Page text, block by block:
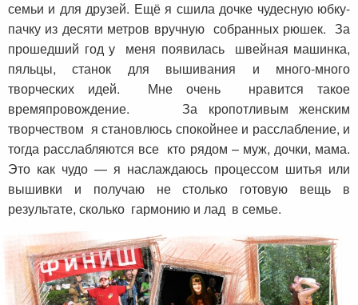
семьи и для друзей. Ещё я сшила дочке чудесную юбку-
пачку из десяти метров вручную собранных рюшек. За
прошедший год у меня появилась швейная машинка,
пяльцы, станок для вышивания и много-много
творческих идей. Мне очень нравится такое
времяпровождение. За кропотливым женским
творчеством я становлюсь спокойнее и расслабление, и
тогда расслабляются все кто рядом – муж, дочки, мама.
Это как чудо — я наслаждаюсь процессом шитья или
вышивки и получаю не столько готовую вещь в
результате, сколько гармонию и лад в семье.